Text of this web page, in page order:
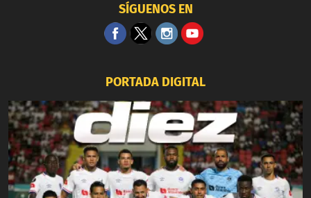
SÍGUENOS EN
PORTADA DIGITAL